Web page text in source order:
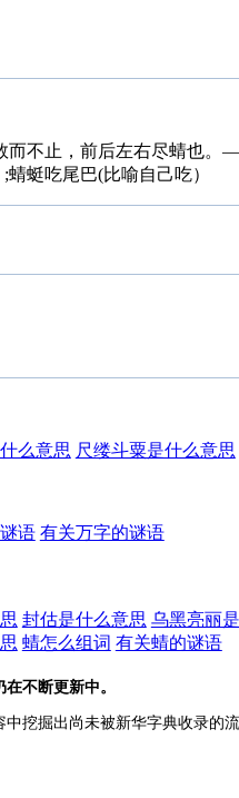
不止，前后左右尽蜻也。
蜓吃尾巴(比喻自己吃）
么意思 尺缕斗粟是什么意思
语 有关万字的谜语
封估是什么意思 乌黑亮丽
蜻怎么组词 有关蜻的谜语
不断更新中。
挖掘出尚未被新华字典收录的